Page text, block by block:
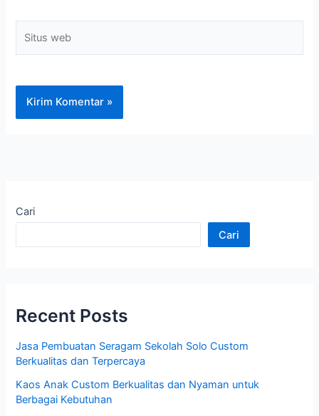
Cari
Cari
Recent Posts
Jasa Pembuatan Seragam Sekolah Solo Custom
Berkualitas dan Terpercaya
Kaos Anak Custom Berkualitas dan Nyaman untuk
Berbagai Kebutuhan